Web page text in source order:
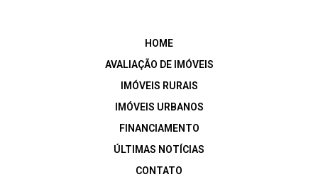
HOME
AVALIAÇÃO DE IMÓVEIS
IMÓVEIS RURAIS
IMÓVEIS URBANOS
FINANCIAMENTO
ÚLTIMAS NOTÍCIAS
CONTATO